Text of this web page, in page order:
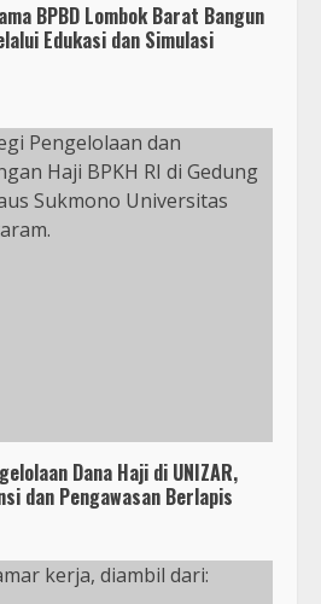
BPBD Lombok Barat Bangun
Edukasi dan Simulasi
Dana Haji di UNIZAR,
dan Pengawasan Berlapis